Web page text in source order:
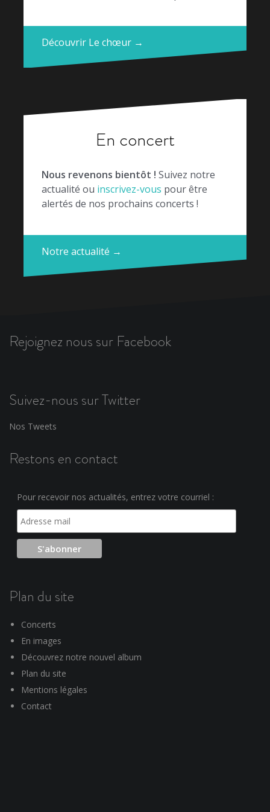
Découvrir Le chœur →
En concert
Nous revenons bientôt ! Suivez notre
actualité ou inscrivez-vous pour être
alertés de nos prochains concerts !
Notre actualité →
Rejoignez nous sur Facebook
Suivez-nous sur Twitter
Nos Tweets
Restons en contact
Pour recevoir nos actualités, entrez votre courriel :
Plan du site
Concerts
En images
Découvrez notre nouvel album
Plan du site
Mentions légales
Contact